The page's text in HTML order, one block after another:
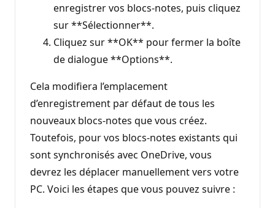
enregistrer vos blocs-notes, puis cliquez
sur **Sélectionner**.
Cliquez sur **OK** pour fermer la boîte
de dialogue **Options**.
Cela modifiera l’emplacement
d’enregistrement par défaut de tous les
nouveaux blocs-notes que vous créez.
Toutefois, pour vos blocs-notes existants qui
sont synchronisés avec OneDrive, vous
devrez les déplacer manuellement vers votre
PC. Voici les étapes que vous pouvez suivre :